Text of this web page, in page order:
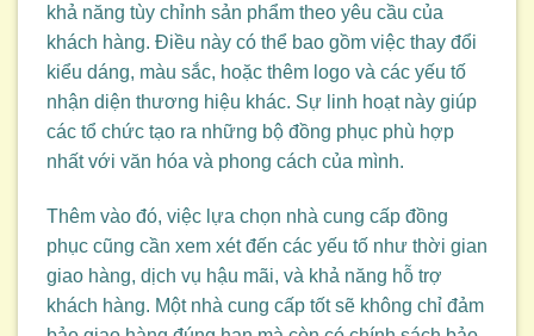
khả năng tùy chỉnh sản phẩm theo yêu cầu của
khách hàng. Điều này có thể bao gồm việc thay đổi
kiểu dáng, màu sắc, hoặc thêm logo và các yếu tố
nhận diện thương hiệu khác. Sự linh hoạt này giúp
các tổ chức tạo ra những bộ đồng phục phù hợp
nhất với văn hóa và phong cách của mình.
Thêm vào đó, việc lựa chọn nhà cung cấp đồng
phục cũng cần xem xét đến các yếu tố như thời gian
giao hàng, dịch vụ hậu mãi, và khả năng hỗ trợ
khách hàng. Một nhà cung cấp tốt sẽ không chỉ đảm